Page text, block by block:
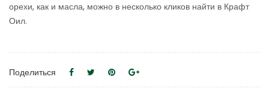
орехи, как и масла, можно в несколько кликов найти в Крафт
Оил.
Поделиться